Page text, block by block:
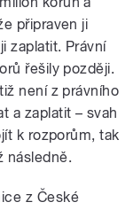
připraven ji
zaplatit. Právní
řešily později.
není z právního
a zaplatit – svah
k rozporům, tak
následně.
z České